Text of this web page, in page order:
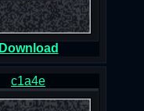
Download
c1a4e